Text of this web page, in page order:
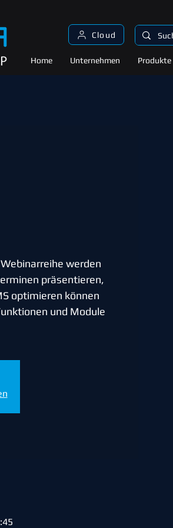
Cloud
Home Unternehmen Produkte
werden
präsentieren,
optimieren können
und Module